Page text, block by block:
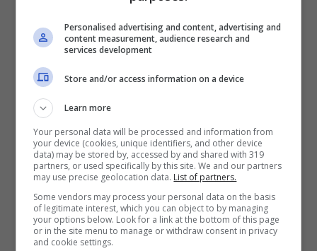
Giulia Salemi svela cosa
c’è stato tra lei e Monte al
Gf Vip, si sono spinti oltre
sotto le coperte?
Personalised advertising and content, advertising and
content measurement, audience research and
services development
Store and/or access information on a device
Learn more
Your personal data will be processed and information from
your device (cookies, unique identifiers, and other device
data) may be stored by, accessed by and shared with 319
partners, or used specifically by this site. We and our partners
may use precise geolocation data. List of partners.
Some vendors may process your personal data on the basis
of legitimate interest, which you can object to by managing
your options below. Look for a link at the bottom of this page
or in the site menu to manage or withdraw consent in privacy
and cookie settings.